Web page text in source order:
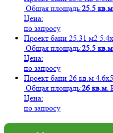
Общая площадь:25.5
Цена:
по запросу
Проект бани 25.31 м2
Общая площадь:25.5
Цена:
по запросу
Проект бани 26 кв.м
Общая площадь:26 кв.м.
Цена:
по запросу